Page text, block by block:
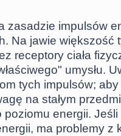
zasadzie impulsów
Na jawie większość
receptory ciała
umysłu.
tych impulsów;
na stałym
energii. Jeśli
ma problemy z